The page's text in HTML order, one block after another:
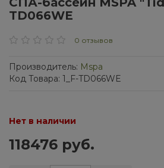
TD066WE
0 отзывов
Производитель: Mspa
Код Товара: 1_F-TD066WE
Нет в наличии
118476 руб.